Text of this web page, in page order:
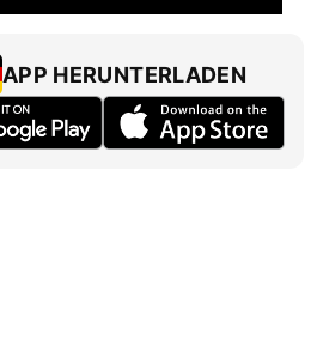
APP HERUNTERLADEN